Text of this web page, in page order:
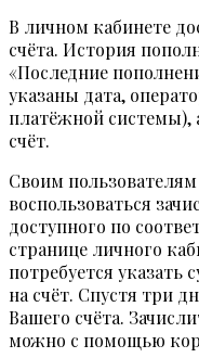
В личном кабинете
счёта. История
«Последние
указаны дата,
платёжной системы),
счёт.
Своим
воспользоваться
доступного по
странице личного
потребуется указать
на счёт. Спустя три
Вашего счёта.
можно с помощью